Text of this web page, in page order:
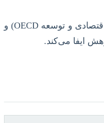
استناد به منابع معتبر، اعم از کتب، مقالات علمی-پژوهشی، گزارش‌های سازمان‌های بین‌المللی (مانند صندوق بین‌المللی پول، بانک جهانی، سازمان همکاری اقتصادی و توسعه OECD) و
ایفا می‌کند.